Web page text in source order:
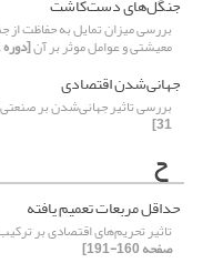
جنگل‌های دست‌کاشت
بررسی میزان تمایل به حفاظت
معیشتی و عوامل موثر بر آن[دوره 1، شماره 2، 1401، صفحه 1-27]
جهانی‌شدن اقتصادی
بررسی تاثیر جهانی‌شدن بر
31]
ح
حداقل مربعات تعمیم یافته
تاثیر تحریم‌های اقتصادی بر
صفحه 160-191]